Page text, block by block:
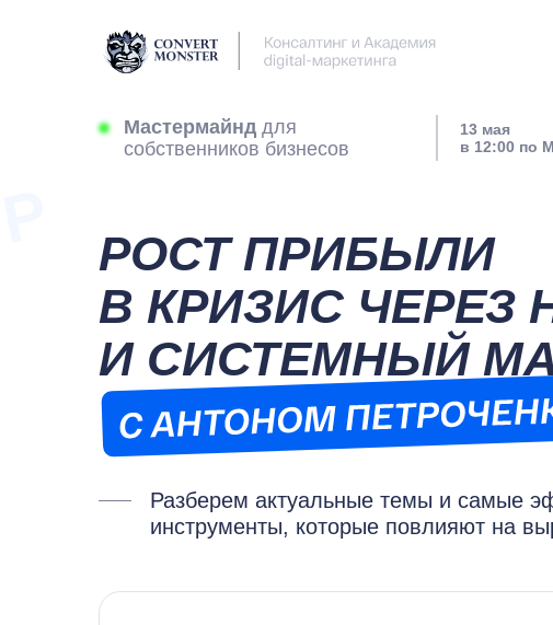
РОСТ ПРИБЫЛИ
В КРИЗИС ЧЕРЕЗ
И СИСТЕМНЫЙ
Разберем актуальные темы и самые
инструменты, которые повлияют на
Мастермайнд для
собственников бизнесов
13 мая
в 12:00 по